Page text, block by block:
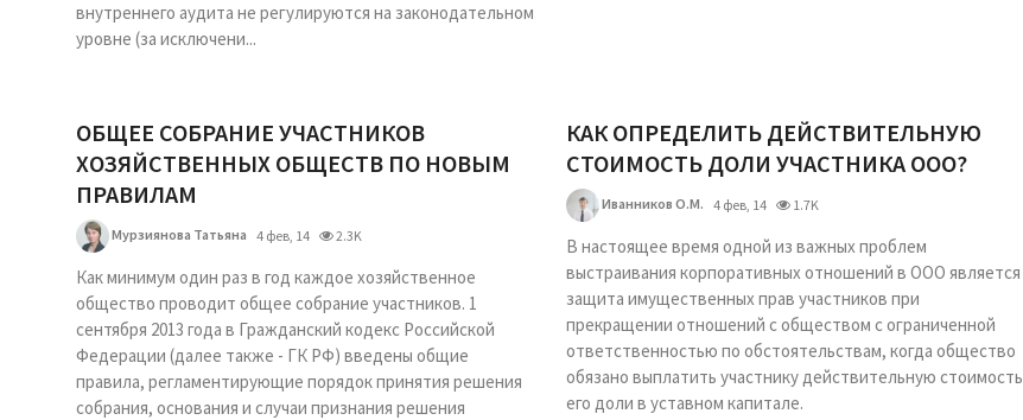
внутреннего аудита не регулируются на законодательном
уровне (за исключени...
ОБЩЕЕ СОБРАНИЕ УЧАСТНИКОВ
ХОЗЯЙСТВЕННЫХ ОБЩЕСТВ ПО НОВЫМ
ПРАВИЛАМ
Мурзиянова Татьяна 4 фев, 14 2.3K
Как минимум один раз в год каждое хозяйственное
общество проводит общее собрание участников. 1
сентября 2013 года в Гражданский кодекс Российской
Федерации (далее также - ГК РФ) введены общие
правила, регламентирующие порядок принятия решения
собрания, основания и случаи признания решения
КАК ОПРЕДЕЛИТЬ ДЕЙСТВИТЕЛЬНУЮ
СТОИМОСТЬ ДОЛИ УЧАСТНИКА ООО?
Иванников О.М. 4 фев, 14 1.7K
В настоящее время одной из важных проблем
выстраивания корпоративных отношений в ООО является
защита имущественных прав участников при
прекращении отношений с обществом с ограниченной
ответственностью по обстоятельствам, когда общество
обязано выплатить участнику действительную стоимость
его доли в уставном капитале.